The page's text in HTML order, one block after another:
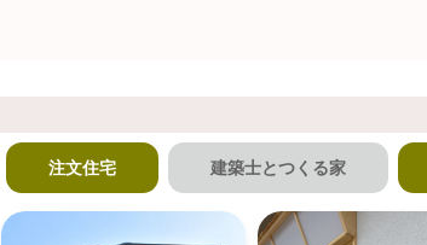
注文住宅 建築士とつくる家